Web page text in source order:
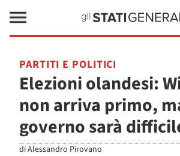
PARTITI E POLITICI
Elezioni olandesi:
non arriva primo,
governo sarà
diAlessandro Pirovano